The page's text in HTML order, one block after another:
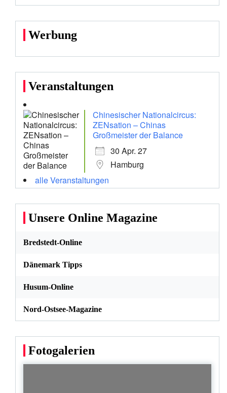
Werbung
Veranstaltungen
Chinesischer Nationalcircus:
ZENsation – Chinas
Großmeister der Balance
30 Apr. 27
Hamburg
alle Veranstaltungen
Unsere Online Magazine
Bredstedt-Online
Dänemark Tipps
Husum-Online
Nord-Ostsee-Magazine
Fotogalerien